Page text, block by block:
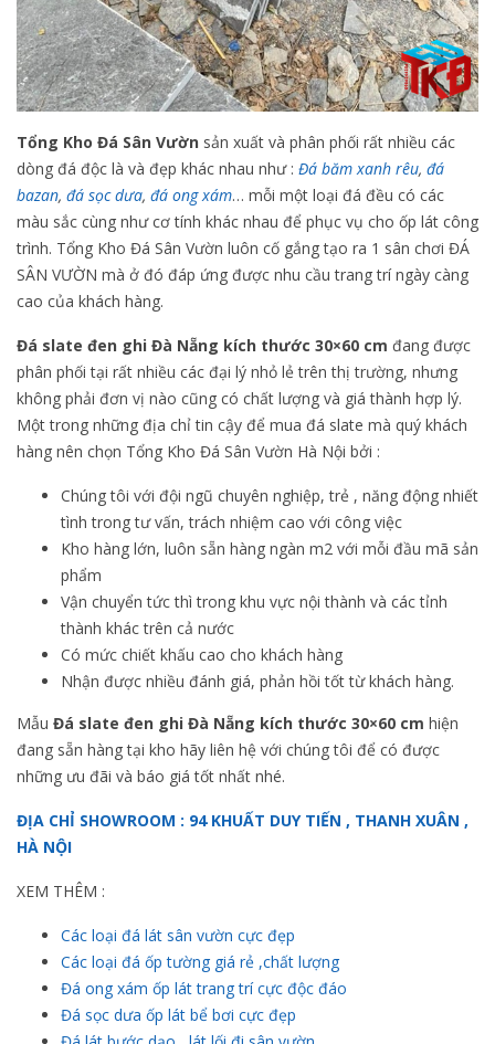
Tổng Kho Đá Sân Vườn sản xuất và phân phối rất nhiều các
dòng đá độc là và đẹp khác nhau như : Đá băm xanh rêu, đá
bazan, đá sọc dưa, đá ong xám… mỗi một loại đá đều có các
màu sắc cùng như cơ tính khác nhau để phục vụ cho ốp lát công
trình. Tổng Kho Đá Sân Vườn luôn cố gắng tạo ra 1 sân chơi ĐÁ
SÂN VƯỜN mà ở đó đáp ứng được nhu cầu trang trí ngày càng
cao của khách hàng.
Đá slate đen ghi Đà Nẵng kích thước 30×60 cm đang được
phân phối tại rất nhiều các đại lý nhỏ lẻ trên thị trường, nhưng
không phải đơn vị nào cũng có chất lượng và giá thành hợp lý.
Một trong những địa chỉ tin cậy để mua đá slate mà quý khách
hàng nên chọn Tổng Kho Đá Sân Vườn Hà Nội bởi :
Chúng tôi với đội ngũ chuyên nghiệp, trẻ , năng động nhiết
tình trong tư vấn, trách nhiệm cao với công việc
Kho hàng lớn, luôn sẵn hàng ngàn m2 với mỗi đầu mã sản
phẩm
Vận chuyển tức thì trong khu vực nội thành và các tỉnh
thành khác trên cả nước
Có mức chiết khấu cao cho khách hàng
Nhận được nhiều đánh giá, phản hồi tốt từ khách hàng.
Mẫu Đá slate đen ghi Đà Nẵng kích thước 30×60 cm hiện
đang sẵn hàng tại kho hãy liên hệ với chúng tôi để có được
những ưu đãi và báo giá tốt nhất nhé.
ĐỊA CHỈ SHOWROOM : 94 KHUẤT DUY TIẾN , THANH XUÂN ,
HÀ NỘI
XEM THÊM :
Các loại đá lát sân vườn cực đẹp
Các loại đá ốp tường giá rẻ ,chất lượng
Đá ong xám ốp lát trang trí cực độc đáo
Đá sọc dưa ốp lát bể bơi cực đẹp